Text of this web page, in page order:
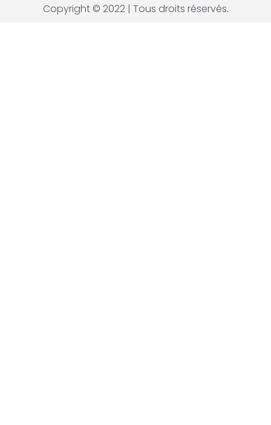
Copyright © 2022 | Tous droits réservés.